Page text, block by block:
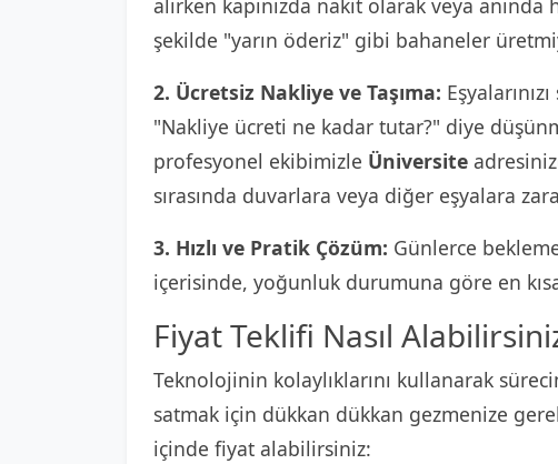
alırken kapınızda nakit olarak veya
şekilde "yarın öderiz" gibi bahaneler
2. Ücretsiz Nakliye ve Taşıma:
"Nakliye ücreti ne kadar tutar?" diye
profesyonel ekibimizle Üniversite
sırasında duvarlara veya diğer eşyalara
3. Hızlı ve Pratik Çözüm: Günlerce
içerisinde, yoğunluk durumuna göre en
Fiyat Teklifi Nasıl
Teknolojinin kolaylıklarını kullanarak
satmak için dükkan dükkan gezmenize
içinde fiyat alabilirsiniz: